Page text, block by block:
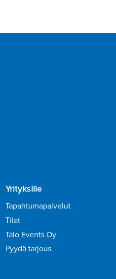
Yrityksille
Tapahtumapalvelut
Tilat
Talo Events Oy
Pyydä tarjous